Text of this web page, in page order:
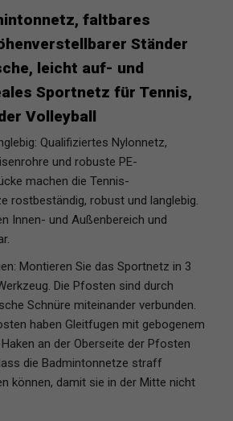
faltbares
Ständer
leicht auf- und
Sportnetz für Tennis,
Volleyball
Qualifiziertes Nylonnetz,
und robuste PE-
machen die Tennis-
rostbeständig, robust und langlebig.
Innen- und Außenbereich und
Montieren Sie das Sportnetz in 3
Die Pfosten sind durch
Schnüre miteinander verbunden.
haben Gleitfugen mit gebogenem
an der Oberseite der Pfosten
die Badmintonnetze straff
können, damit sie in der Mitte nicht